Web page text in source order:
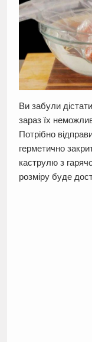
Ви забули
зараз їх
Потрібно
герметично
каструлю з
розміру буде